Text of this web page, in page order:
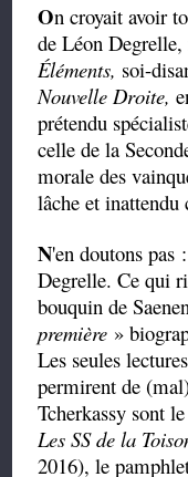
On croyait avoir
de Léon
Éléments, soi-
Nouvelle Droite,
prétendu
celle de la
morale des
lâche et
N'en doutons pas
Degrelle. Ce qui
bouquin de
première »
Les seules
permirent de
Tcherkassy sont
Les SS de la
2016), le